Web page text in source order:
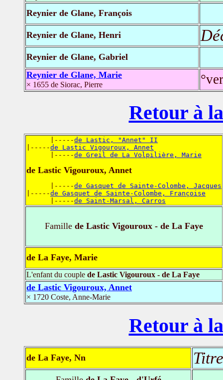
Reynier de Glane, François
Reynier de Glane, Henri
Reynier de Glane, Gabriel
Reynier de Glane, Marie
× 1655 de Siorac, Pierre
Retour à
      |-----
de Lastic, "Annet" II
|-----de Lastic Vigouroux, Annet
      |-----
de Greil de La Volpilière, Marie
de Lastic Vigouroux, Annet
      |-----
de Gasquet de Sainte-Colombe, Jacques
|-----de Gasquet de Sainte-Colombe, Françoise
      |-----
de Saint-Marsal, Carros
Famille de Lastic Vigouroux - de La Faye
de La Faye, Marie
L'enfant du couple de Lastic Vigouroux - de La Faye
de Lastic Vigouroux, Annet
× 1720 Coste, Anne-Marie
Retour à
de La Faye, Nn